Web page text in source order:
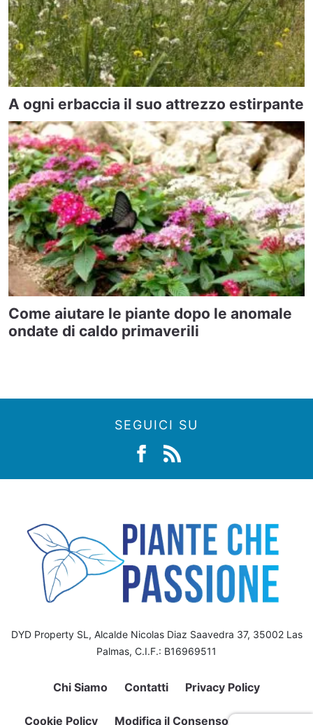
A ogni erbaccia il suo attrezzo estirpante
Come aiutare le piante dopo le anomale
ondate di caldo primaverili
SEGUICI SU
DYD Property SL, Alcalde Nicolas Diaz Saavedra 37, 35002 Las
Palmas, C.I.F.: B16969511
Chi Siamo Contatti Privacy Policy
Cookie Policy Modifica il Consenso sui Cookie